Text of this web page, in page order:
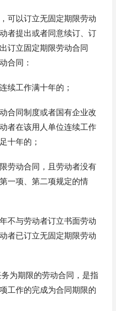
可以订立无固定期限劳动
者提出或者同意续订、订
订立固定期限劳动合同
合同：
续工作满十年的；
合同制度或者国有企业改
者在该用人单位连续工作
十年的；
劳动合同，且劳动者没有
一项、第二项规定的情
不与劳动者订立书面劳动
者已订立无固定期限劳动
为期限的劳动合同，是指
工作的完成为合同期限的